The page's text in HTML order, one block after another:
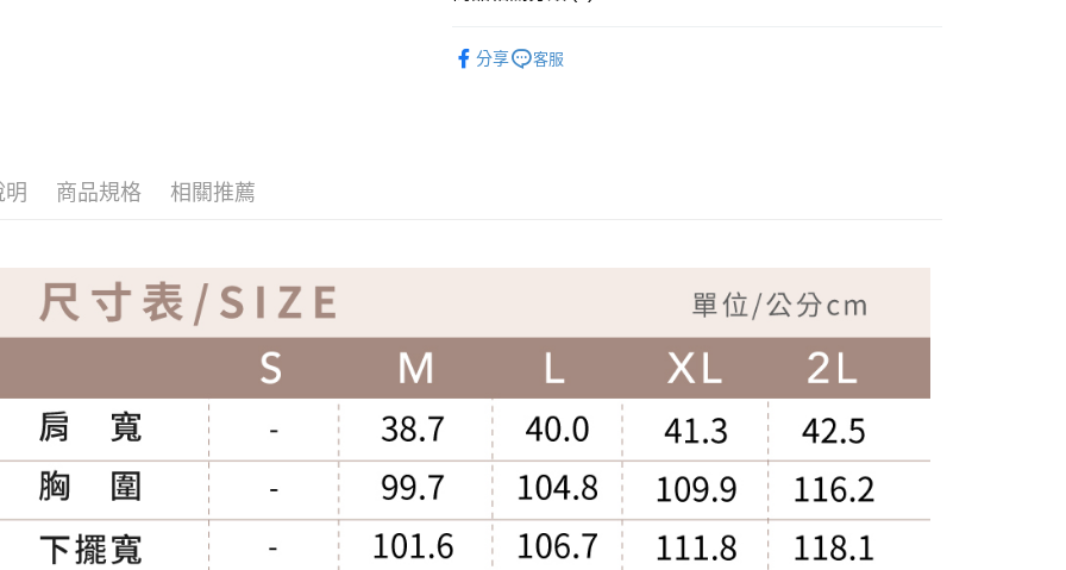
7-11取貨付款
分享
客服
明 商品規格 相關推薦